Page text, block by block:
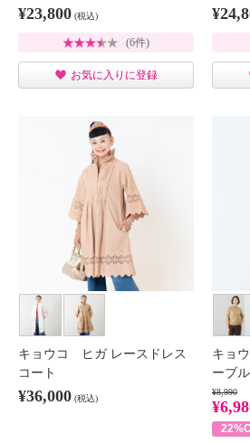
¥23,800 (税込)
(6件)
お気に入りに登録
キョウコ ヒガ レースドレス
コート
¥36,000 (税込)
キョ
ーブ
¥8,990